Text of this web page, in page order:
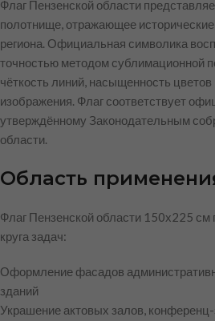
Флаг Пензенской области
полотнище, отражающее
региона. Официальная символика
точностью методом сублимационной
чёткость линий, насыщенность цветов
изображения. Флаг соответствует
утверждённому Законодательным
области.
Область
Флаг Пензенской области 150х225 см
круга задач:
Оформление фасадов
зданий
Украшение актовых залов,